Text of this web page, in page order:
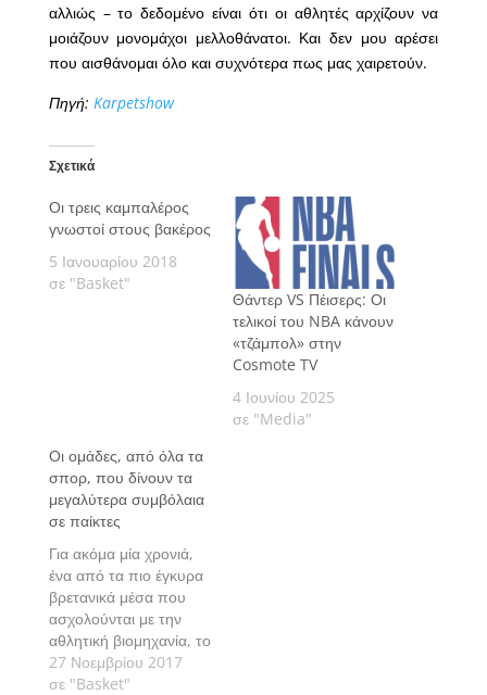
αλλιώς – το δεδομένο είναι ότι οι αθλητές αρχίζουν να
μοιάζουν μονομάχοι μελλοθάνατοι. Και δεν μου αρέσει
που αισθάνομαι όλο και συχνότερα πως μας χαιρετούν.
Πηγή: Karpetshow
Σχετικά
Οι τρεις καμπαλέρος
γνωστοί στους βακέρος
5 Ιανουαρίου 2018
σε "Basket"
Θάντερ VS Πέισερς: Οι
τελικοί του NBA κάνουν
«τζάμπολ» στην
Cosmote TV
4 Ιουνίου 2025
σε "Media"
Οι ομάδες, από όλα τα
σπορ, που δίνουν τα
μεγαλύτερα συμβόλαια
σε παίκτες
Για ακόμα μία χρονιά,
ένα από τα πιο έγκυρα
βρετανικά μέσα που
ασχολούνται με την
αθλητική βιομηχανία, το
SportingIntelligence,
δημοσιοποίησε την
27 Νοεμβρίου 2017
σε "Basket"